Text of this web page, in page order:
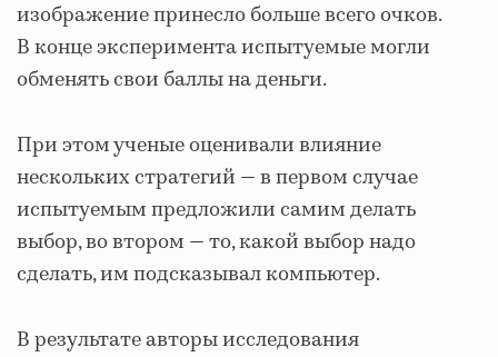
изображение принесло больше всего очков.
В конце эксперимента испытуемые могли
обменять свои баллы на деньги.
При этом ученые оценивали влияние
нескольких стратегий ― в первом случае
испытуемым предложили самим делать
выбор, во втором ― то, какой выбор надо
сделать, им подсказывал компьютер.
В результате авторы исследования